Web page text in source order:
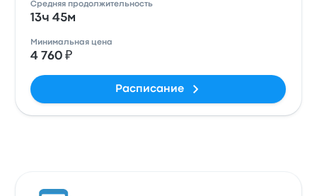
Средняя продолжительность
13ч 45м
Минимальная цена
4 760 ₽
Расписание